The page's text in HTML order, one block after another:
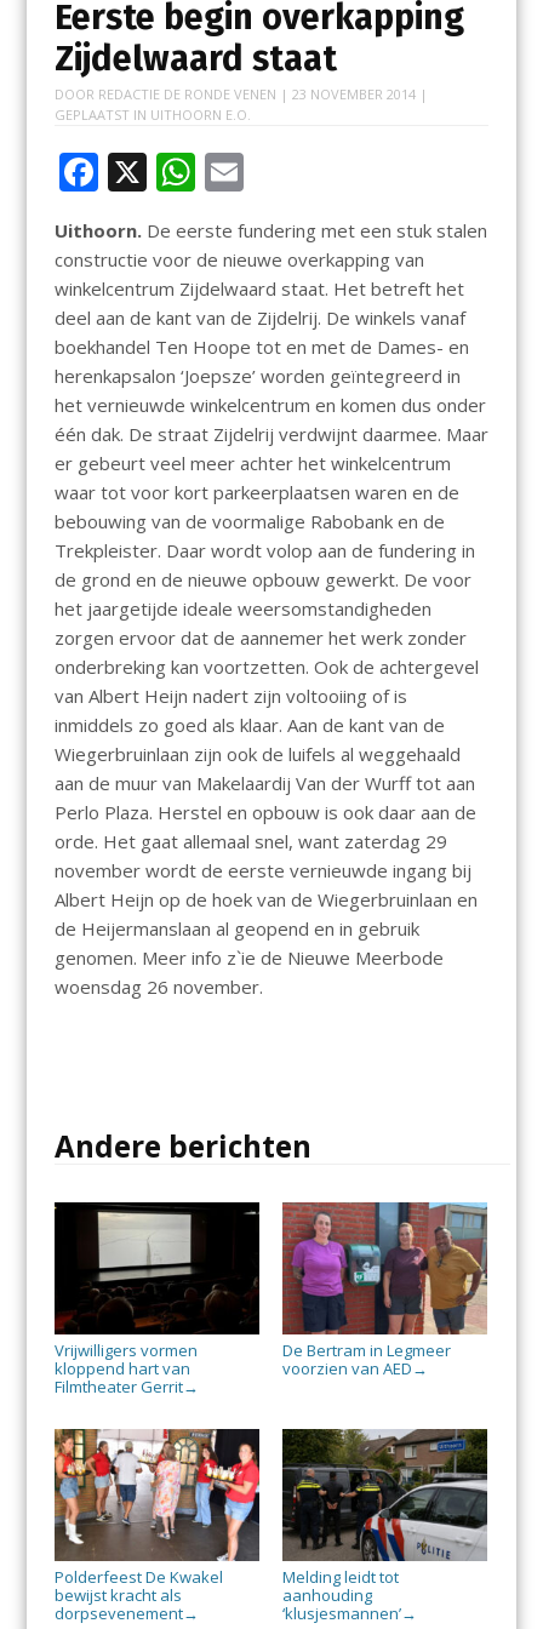
Eerste begin overkapping
Zijdelwaard staat
DOOR REDACTIE DE RONDE VENEN | 23 NOVEMBER 2014|
GEPLAATST IN UITHOORN E.O.
F
e
b
o
o
k
X W
at
s
A
p
p
E
m
ai
l
Uithoorn.De eerste fundering met een stuk stalen
constructie voor de nieuwe overkapping van
winkelcentrum Zijdelwaard staat. Het betreft het
deel aan de kant van de Zijdelrij. De winkels vanaf
boekhandel Ten Hoope tot en met de Dames- en
herenkapsalon ‘Joepsze’ worden geïntegreerd in
het vernieuwde winkelcentrum en komen dus onder
één dak. De straat Zijdelrij verdwijnt daarmee. Maar
er gebeurt veel meer achter het winkelcentrum
waar tot voor kort parkeerplaatsen waren en de
bebouwing van de voormalige Rabobank en de
Trekpleister. Daar wordt volop aan de fundering in
de grond en de nieuwe opbouw gewerkt. De voor
het jaargetijde ideale weersomstandigheden
zorgen ervoor dat de aannemer het werk zonder
onderbreking kan voortzetten. Ook de achtergevel
van Albert Heijn nadert zijn voltooiing of is
inmiddels zo goed als klaar. Aan de kant van de
Wiegerbruinlaan zijn ook de luifels al weggehaald
aan de muur van Makelaardij Van der Wurff tot aan
Perlo Plaza. Herstel en opbouw is ook daar aan de
orde. Het gaat allemaal snel, want zaterdag 29
november wordt de eerste vernieuwde ingang bij
Albert Heijn op de hoek van de Wiegerbruinlaan en
de Heijermanslaan al geopend en in gebruik
genomen. Meer info z`ie de Nieuwe Meerbode
woensdag 26 november.
Andere berichten
Vrijwilligers vormen
kloppend hart van
Filmtheater Gerrit→
De Bertram in Legmeer
voorzien van AED →
Polderfeest De Kwakel
bewijst kracht als
dorpsevenement→
Melding leidt tot
aanhouding
‘klusjesmannen’→